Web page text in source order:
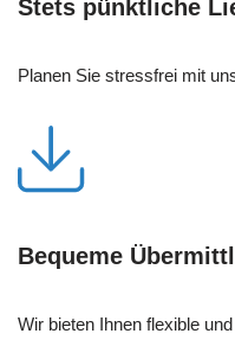
Stets pünktliche
Planen Sie stressfrei mit
Bequeme
Wir bieten Ihnen flexible